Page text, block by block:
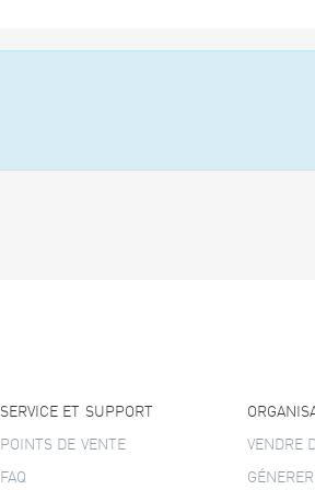
SERVICE ET SUPPORT
POINTS DE VENTE
FAQ
VENDRE